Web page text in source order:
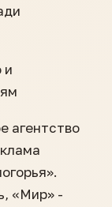
и
агентство
«Мир» -